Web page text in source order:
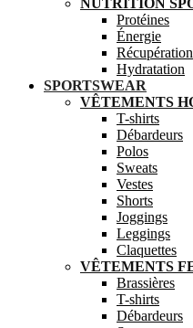
NUTRITION
Protéines
Énergie
Récupération
Hydratation
SPORTSWEAR
VÊTEMENTS
T-shirts
Débardeurs
Polos
Sweats
Vestes
Shorts
Joggings
Leggings
Claquettes
VÊTEMENTS
Brassières
T-shirts
Débardeurs